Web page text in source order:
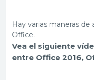
Hay varias maneras de
Office.
Vea el siguiente
entre Office 2016,